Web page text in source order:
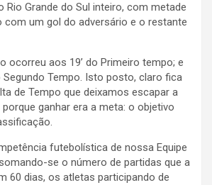
Rio Grande do Sul inteiro, com metade
um gol do adversário e o restante
ocorreu aos 19’ do Primeiro tempo; e
Segundo Tempo. Isto posto, claro fica
de Tempo que deixamos escapar a
ganhar era a meta: o objetivo
futebolística de nossa Equipe
se o número de partidas que a
60 dias, os atletas participando de